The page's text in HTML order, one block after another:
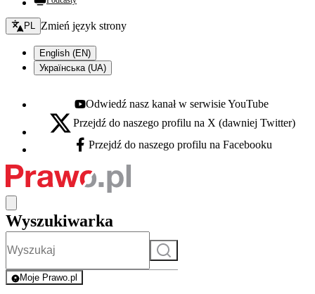
Zmień język - bieżący:
PL Zmień język strony
English (EN)
Українська (UA)
Youtube - otwiera się w nowej karcie
Odwiedź nasz kanał w serwisie YouTube
X - otwiera się w nowej karcie
Przejdź do naszego profilu na X (dawniej Twitter)
Facebook - otwiera się w nowej karcie
Przejdź do naszego profilu na Facebooku
Wyszukiwarka
Szukaj
Moje Prawo.pl
- rejestracja i logowanie do serwisu